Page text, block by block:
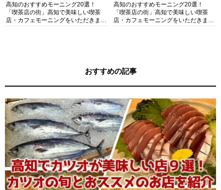
高知のおすすめモーニング20選！
「喫茶店の街」高知で美味しい喫茶
店・カフェモーニングをいただきま
高知のおすすめモーニング20選！
「喫茶店の街」高知で美味しい喫茶
店・カフェモーニングをいただきま
おすすめの記事